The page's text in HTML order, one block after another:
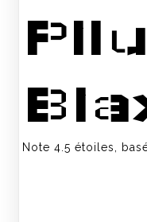
Note 4.5 étoiles,